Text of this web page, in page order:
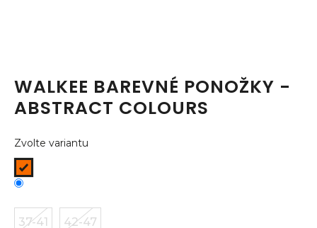
WALKEE BAREVNÉ PONOŽKY -
ABSTRACT COLOURS
Zvolte variantu
37-41 42-47
?